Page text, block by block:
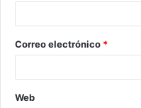
Correo electrónico *
Web